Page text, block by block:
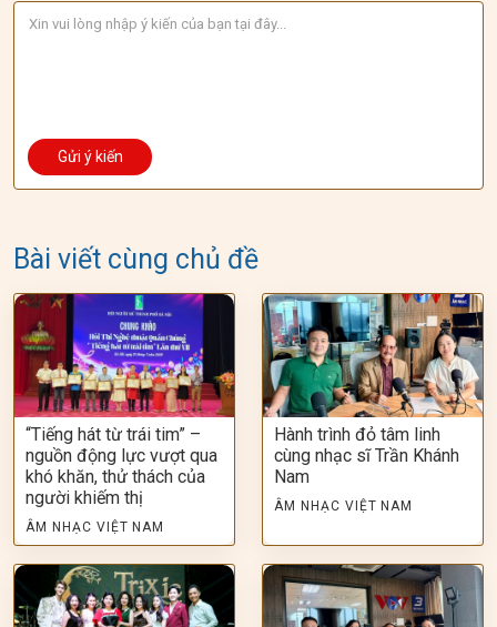
Bài viết cùng chủ đề
“Tiếng hát từ trái tim” –
nguồn động lực vượt qua
khó khăn, thử thách của
người khiếm thị
ÂM NHẠC VIỆT NAM
Hành trình đỏ tâm linh
cùng nhạc sĩ Trần Khánh
Nam
ÂM NHẠC VIỆT NAM